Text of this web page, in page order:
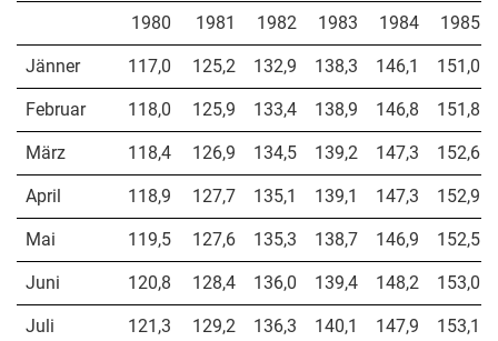
1980 1981 1982 1983 1984 1985
Jänner 117,0 125,2 132,9 138,3 146,1 151,0
Februar 118,0 125,9 133,4 138,9 146,8 151,8
März 118,4 126,9 134,5 139,2 147,3 152,6
April 118,9 127,7 135,1 139,1 147,3 152,9
Mai 119,5 127,6 135,3 138,7 146,9 152,5
Juni 120,8 128,4 136,0 139,4 148,2 153,0
Juli 121,3 129,2 136,3 140,1 147,9 153,1